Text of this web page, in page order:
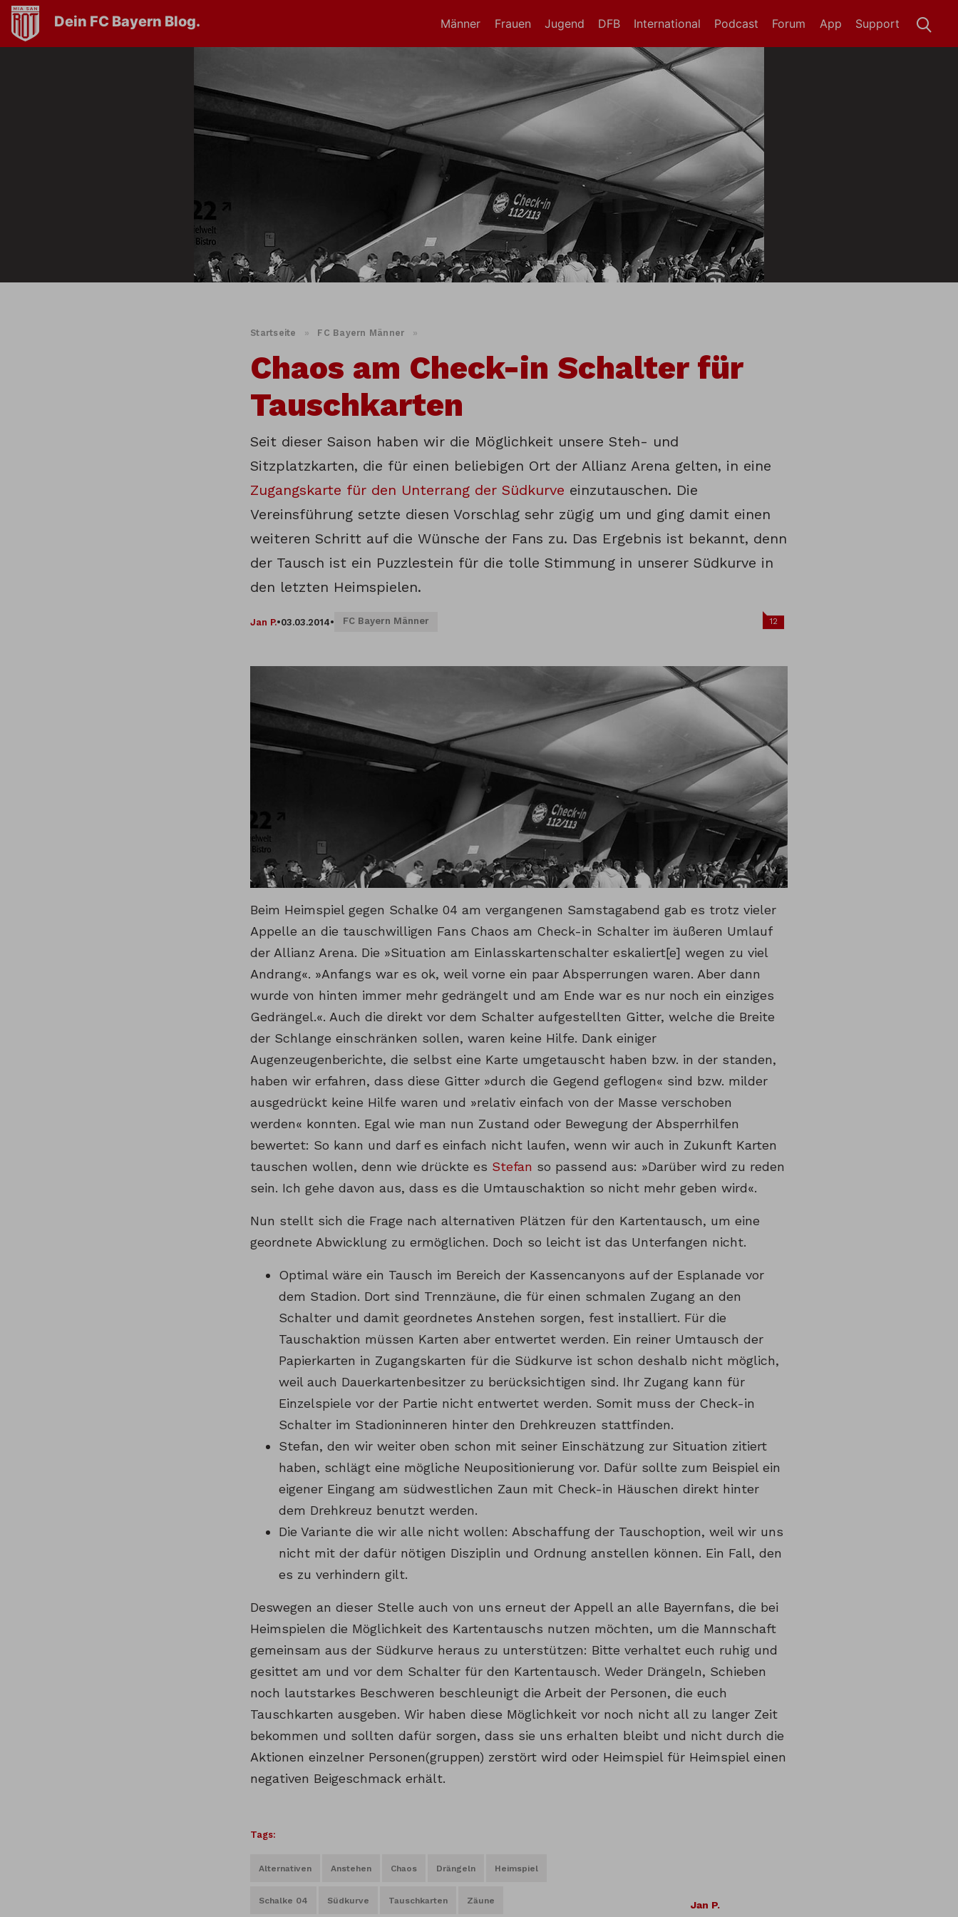
Dein FC Bayern Blog. Männer Frauen Jugend DFB International Support
App
Forum
Podcast
Startseite » FC Bayern Männer »
Chaos am Check-in Schalter für
Tauschkarten
Seit dieser Saison haben wir die Möglichkeit unsere Steh- und
Sitzplatzkarten, die für einen beliebigen Ort der Allianz Arena gelten, in eine
Zugangskarte für den Unterrang der Südkurve einzutauschen. Die
Vereinsführung setzte diesen Vorschlag sehr zügig um und ging damit einen
weiteren Schritt auf die Wünsche der Fans zu. Das Ergebnis ist bekannt, denn
der Tausch ist ein Puzzlestein für die tolle Stimmung in unserer Südkurve in
den letzten Heimspielen.
Jan P.•03.03.2014• FC Bayern Männer 12
Beim Heimspiel gegen Schalke 04 am vergangenen Samstagabend gab es trotz vieler
Appelle an die tauschwilligen Fans Chaos am Check-in Schalter im äußeren Umlauf
der Allianz Arena. Die »Situation am Einlasskartenschalter eskaliert[e] wegen zu viel
Andrang«. »Anfangs war es ok, weil vorne ein paar Absperrungen waren. Aber dann
wurde von hinten immer mehr gedrängelt und am Ende war es nur noch ein einziges
Gedrängel.«. Auch die direkt vor dem Schalter aufgestellten Gitter, welche die Breite
der Schlange einschränken sollen, waren keine Hilfe. Dank einiger
Augenzeugenberichte, die selbst eine Karte umgetauscht haben bzw. in der standen,
haben wir erfahren, dass diese Gitter »durch die Gegend geflogen« sind bzw. milder
ausgedrückt keine Hilfe waren und »relativ einfach von der Masse verschoben
werden« konnten. Egal wie man nun Zustand oder Bewegung der Absperrhilfen
bewertet: So kann und darf es einfach nicht laufen, wenn wir auch in Zukunft Karten
tauschen wollen, denn wie drückte es Stefan so passend aus: »Darüber wird zu reden
sein. Ich gehe davon aus, dass es die Umtauschaktion so nicht mehr geben wird«.
Nun stellt sich die Frage nach alternativen Plätzen für den Kartentausch, um eine
geordnete Abwicklung zu ermöglichen. Doch so leicht ist das Unterfangen nicht.
Optimal wäre ein Tausch im Bereich der Kassencanyons auf der Esplanade vor
dem Stadion. Dort sind Trennzäune, die für einen schmalen Zugang an den
Schalter und damit geordnetes Anstehen sorgen, fest installiert. Für die
Tauschaktion müssen Karten aber entwertet werden. Ein reiner Umtausch der
Papierkarten in Zugangskarten für die Südkurve ist schon deshalb nicht möglich,
weil auch Dauerkartenbesitzer zu berücksichtigen sind. Ihr Zugang kann für
Einzelspiele vor der Partie nicht entwertet werden. Somit muss der Check-in
Schalter im Stadioninneren hinter den Drehkreuzen stattfinden.
Stefan, den wir weiter oben schon mit seiner Einschätzung zur Situation zitiert
haben, schlägt eine mögliche Neupositionierung vor. Dafür sollte zum Beispiel ein
eigener Eingang am südwestlichen Zaun mit Check-in Häuschen direkt hinter
dem Drehkreuz benutzt werden.
Die Variante die wir alle nicht wollen: Abschaffung der Tauschoption, weil wir uns
nicht mit der dafür nötigen Disziplin und Ordnung anstellen können. Ein Fall, den
es zu verhindern gilt.
Deswegen an dieser Stelle auch von uns erneut der Appell an alle Bayernfans, die bei
Heimspielen die Möglichkeit des Kartentauschs nutzen möchten, um die Mannschaft
gemeinsam aus der Südkurve heraus zu unterstützen: Bitte verhaltet euch ruhig und
gesittet am und vor dem Schalter für den Kartentausch. Weder Drängeln, Schieben
noch lautstarkes Beschweren beschleunigt die Arbeit der Personen, die euch
Tauschkarten ausgeben. Wir haben diese Möglichkeit vor noch nicht all zu langer Zeit
bekommen und sollten dafür sorgen, dass sie uns erhalten bleibt und nicht durch die
Aktionen einzelner Personen(gruppen) zerstört wird oder Heimspiel für Heimspiel einen
negativen Beigeschmack erhält.
Tags:
Alternativen Anstehen Chaos Drängeln Heimspiel
Schalke 04 Südkurve Tauschkarten Zäune Jan P.